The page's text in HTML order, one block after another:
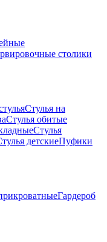
столики
Стулья на
Стулья обитые
Стулья
детскиеПуфики
Гардероб